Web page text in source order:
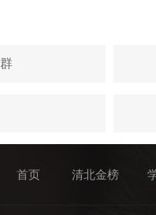
首页 清北金榜